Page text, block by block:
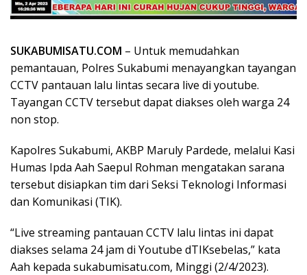
SUKABUMISATU.COM – Untuk memudahkan
pemantauan, Polres Sukabumi menayangkan tayangan
CCTV pantauan lalu lintas secara live di youtube.
Tayangan CCTV tersebut dapat diakses oleh warga 24
non stop.
Kapolres Sukabumi, AKBP Maruly Pardede, melalui Kasi
Humas Ipda Aah Saepul Rohman mengatakan sarana
tersebut disiapkan tim dari Seksi Teknologi Informasi
dan Komunikasi (TIK).
“Live streaming pantauan CCTV lalu lintas ini dapat
diakses selama 24 jam di Youtube dTIKsebelas,” kata
Aah kepada sukabumisatu.com, Minggi (2/4/2023).